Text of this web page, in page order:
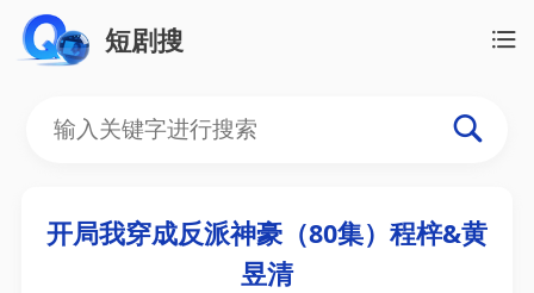
短剧搜
开局我穿成反派神豪（80集）程梓&黄
昱清